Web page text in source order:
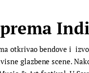
otkrivao bendove i
glazbene scene.